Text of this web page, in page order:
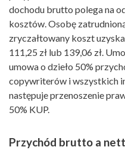
dochodu brutto polega na
kosztów. Osobę
zryczałtowany koszt
111,25 zł lub 139,06 zł.
umowa o dzieło 50%
copywriterów i wszystkich
następuje przenoszenie
50% KUP.
Przychód brutto a